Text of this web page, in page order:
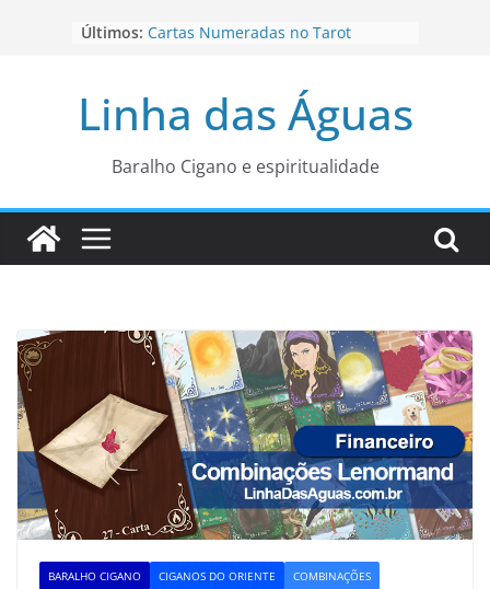
Últimos: Cartas Numeradas no Tarot
para está fase
Os Naipes no Tarot
Cartas da Corte no Tarot
Linha das Águas
Baralho Cigano e espiritualidade
BARALHO CIGANO CIGANOS DO ORIENTE COMBINAÇÕES